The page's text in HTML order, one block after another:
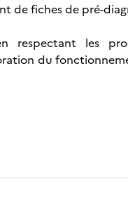
de fiches de pré-
respectant les
du